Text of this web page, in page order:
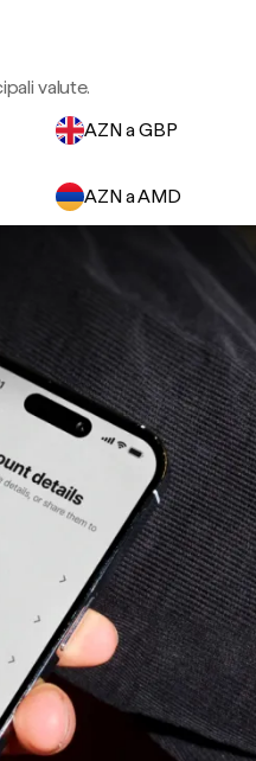
valute.
AZN a GBP
AZN a AMD